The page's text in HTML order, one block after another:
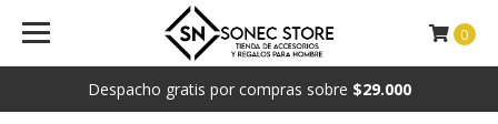
Despacho gratis por compras sobre $29.000
0